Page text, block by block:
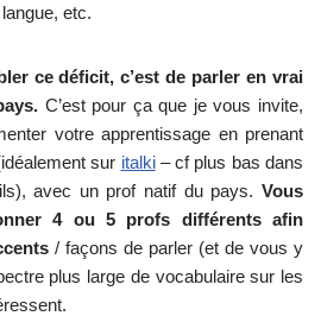
etc.
ce déficit, c’est de parler en vrai
C’est pour ça que je vous invite,
votre apprentissage en prenant
sur italki– cf plus bas dans
avec un prof natif du pays. Vous
4 ou 5 profs différents afin
/ façons de parler (et de vous y
plus large de vocabulaire sur les